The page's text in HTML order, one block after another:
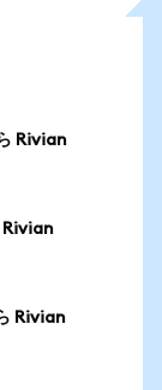
Rivian
Rivian